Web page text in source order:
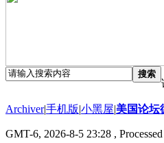
搜索
Archiver|手机版|小黑屋|美国论坛
GMT-6, 2026-8-5 23:28 ,